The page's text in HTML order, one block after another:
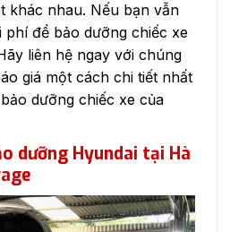
khác nhau. Nếu bạn vẫn
để bảo dưỡng chiếc xe
liên hệ ngay với chúng
giá một cách chi tiết nhất
dưỡng chiếc xe của
dưỡng Hyundai tại Hà